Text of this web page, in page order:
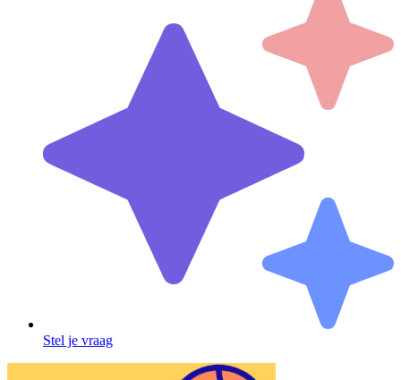
Stel je vraag